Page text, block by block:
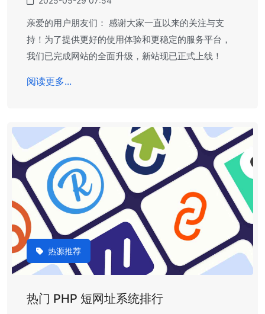
亲爱的用户朋友们： 感谢大家一直以来的关注与支
持！为了提供更好的使用体验和更稳定的服务平台，
我们已完成网站的全面升级，新站现已正式上线！
阅读更多...
热源推荐
热门 PHP 短网址系统排行